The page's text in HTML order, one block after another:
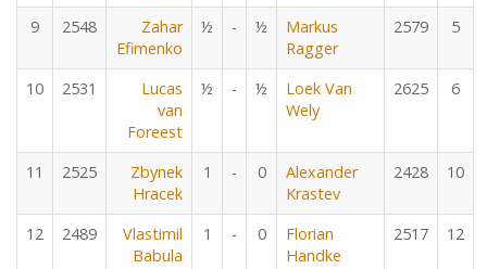
9 2548
Zahar
Efimenko
½ - ½
Markus
Ragger
2579 5
10 2531
Lucas
van
Foreest
½ - ½
Loek Van
Wely
2625 6
11 2525
Zbynek
Hracek
1 - 0
Alexander
Krastev
2428 10
12 2489
Vlastimil
Babula
1 - 0
Florian
Handke
2517 12